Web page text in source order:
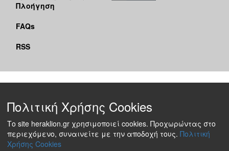
Πλοήγηση
FAQs
RSS
Πολιτική Χρήσης Cookies
Το site heraklion.gr χρησιμοποιεί cookies. Προχωρώντας στο
περιεχόμενο, συναινείτε με την αποδοχή τους. Πολιτική
Χρήσης Cookies